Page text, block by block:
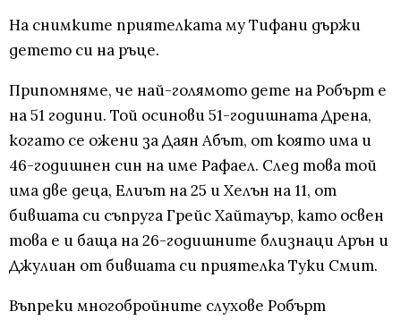
На снимките приятелката му Тифани държи
детето си на ръце.
Припомняме, че най-голямото дете на Робърт е
на 51 години. Той осинови 51-годишната Дрена,
когато се ожени за Даян Абът, от която има и
46-годишнен син на име Рафаел. След това той
има две деца, Елиът на 25 и Хелън на 11, от
бившата си съпруга Грейс Хайтауър, като освен
това е и баща на 26-годишните близнаци Арън и
Джулиан от бившата си приятелка Туки Смит.
Въпреки многобройните слухове Робърт